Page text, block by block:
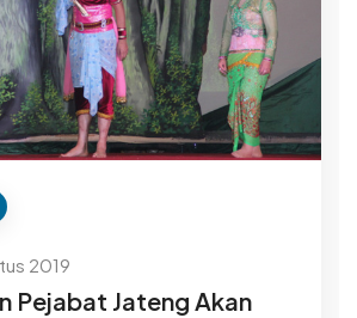
2019
Pejabat Jateng Akan